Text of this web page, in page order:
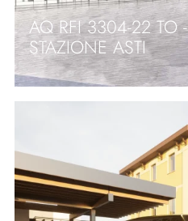
AQ RFI 3304-22 TO -
STAZIONE ASTI